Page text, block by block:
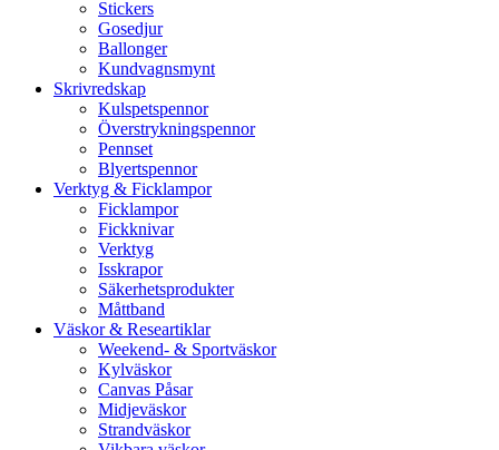
Stickers
Gosedjur
Ballonger
Kundvagnsmynt
Skrivredskap
Kulspetspennor
Överstrykningspennor
Pennset
Blyertspennor
Verktyg & Ficklampor
Ficklampor
Fickknivar
Verktyg
Isskrapor
Säkerhetsprodukter
Måttband
Väskor & Researtiklar
Weekend- & Sportväskor
Kylväskor
Canvas Påsar
Midjeväskor
Strandväskor